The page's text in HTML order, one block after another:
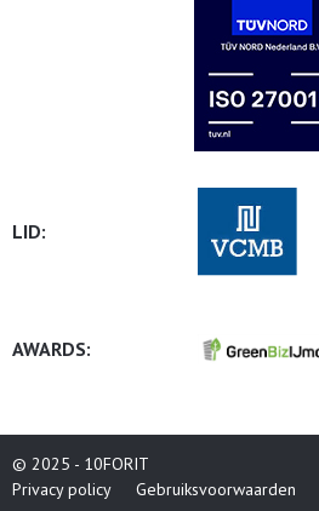
LID:
AWARDS:
© 2025 - 10FORIT
Privacy policy
Gebruiksvoorwaarden